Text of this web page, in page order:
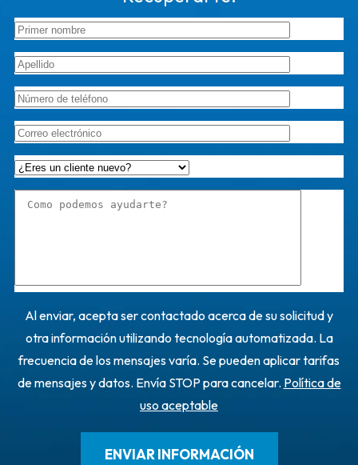
Al enviar, acepta ser contactado acerca de su solicitud y
otra información utilizando tecnología automatizada. La
frecuencia de los mensajes varía. Se pueden aplicar tarifas
de mensajes y datos. Envía STOP para cancelar. Política de
uso aceptable